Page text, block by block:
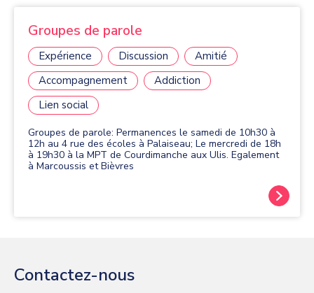
Groupes de parole
Expérience Discussion
Amitié
Accompagnement
Addiction
Lien social
Groupes de parole: Permanences le samedi de 10h30 à
12h au 4 rue des écoles à Palaiseau; Le mercredi de 18h
à 19h30 à la MPT de Courdimanche aux Ulis. Egalement
à Marcoussis et Bièvres
Contactez-nous